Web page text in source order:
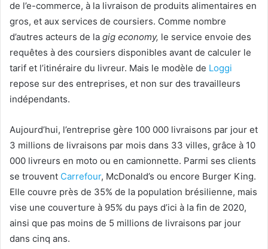
de l’e-commerce, à la livraison de produits alimentaires en
gros, et aux services de coursiers. Comme nombre
d’autres acteurs de la gig economy, le service envoie des
requêtes à des coursiers disponibles avant de calculer le
tarif et l’itinéraire du livreur. Mais le modèle de Loggi
repose sur des entreprises, et non sur des travailleurs
indépendants.
Aujourd’hui, l’entreprise gère 100 000 livraisons par jour et
3 millions de livraisons par mois dans 33 villes, grâce à 10
000 livreurs en moto ou en camionnette. Parmi ses clients
se trouvent Carrefour, McDonald’s ou encore Burger King.
Elle couvre près de 35% de la population brésilienne, mais
vise une couverture à 95% du pays d’ici à la fin de 2020,
ainsi que pas moins de 5 millions de livraisons par jour
dans cinq ans.